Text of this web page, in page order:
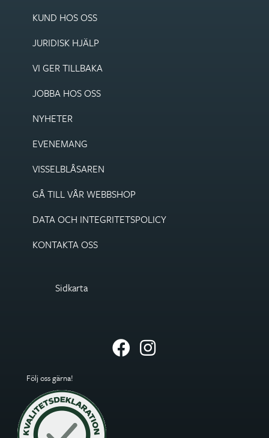
KUND HOS OSS
JURIDISK HJÄLP
VI GER TILLBAKA
JOBBA HOS OSS
NYHETER
EVENEMANG
VISSEL­BLÅSAREN
GÅ TILL VÅR WEBBSHOP
DATA OCH INTEGRITETS­POLICY
KONTAKTA OSS
Sidkarta
Följ oss gärna!